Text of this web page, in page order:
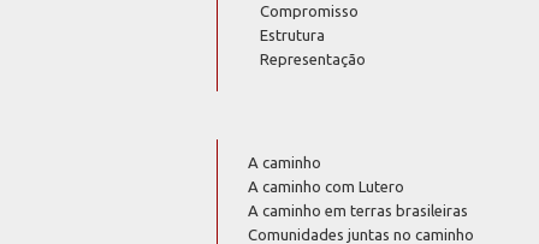
Compromisso
Estrutura
Representação
A caminho
A caminho com Lutero
A caminho em terras brasileiras
Comunidades juntas no caminho